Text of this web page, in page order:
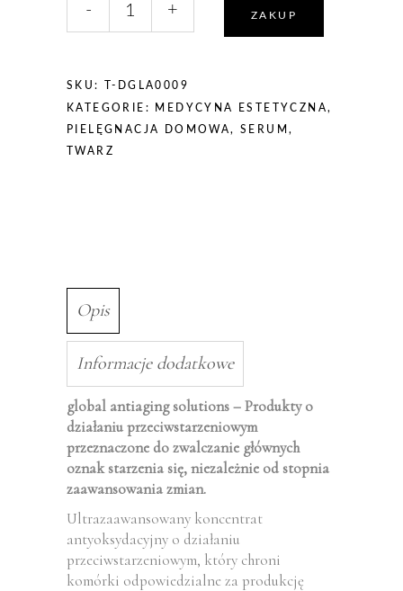
Mesoestetic
-
serum
antyoksydacyjne
z
- + ZAKUP
SKU: T-DGLA0009
KATEGORIE: MEDYCYNA ESTETYCZNA,
PIELĘGNACJA DOMOWA,SERUM,
TWARZ
Opis
Informacje dodatkowe
global antiaging solutions –Produkty o
działaniu przeciwstarzeniowym
przeznaczone do zwalczanie głównych
oznak starzenia się, niezależnie od stopnia
zaawansowania zmian.
Ultrazaawansowany koncentrat
antyoksydacyjny o działaniu
przeciwstarzeniowym, który chroni
komórki odpowiedzialne za produkcję